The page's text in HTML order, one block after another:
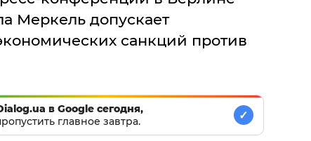
Меркель допускает
санкций против
в Google сегодня,
главное завтра.
✓